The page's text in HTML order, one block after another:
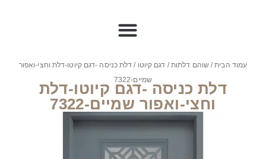
עמוד הבית/שוהם דלתות/ דגם קיוטו / דלת כניסה -דגם קיוטו-דלת וחצי-ואפור
שמיים-7322
דלת כניסה -דגם קיוטו-דלת
וחצי-ואפור שמיים-7322